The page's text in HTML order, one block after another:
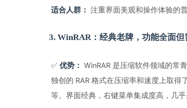
适合人群： 注重界面美观和操作体验的
3. WinRAR：经典老牌，功能全面但
✅ 优势：
WinRAR 是压缩软件领域的常
独创的 RAR 格式在压缩率和速度上取
等。界面经典，右键菜单集成度高，几乎